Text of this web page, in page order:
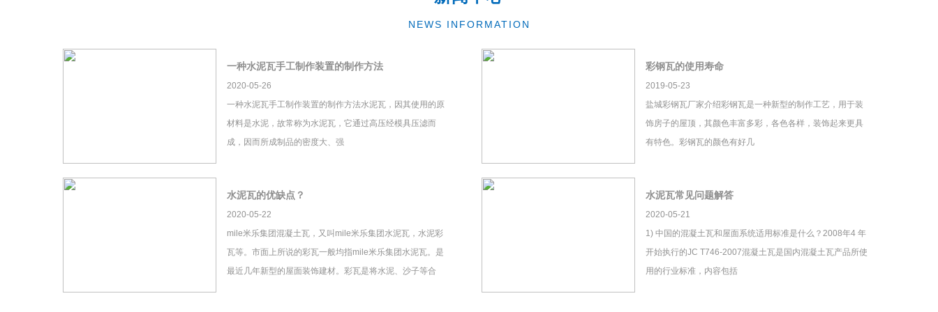
NEWS INFORMATION
一种水泥瓦手工制作装置的制作方法
2020-05-26
一种水泥瓦手工制作装置的制作方法水泥瓦，因其使用的原
材料是水泥，故常称为水泥瓦，它通过高压经模具压滤而
成，因而所成制品的密度大、强
彩钢瓦的使用寿命
2019-05-23
盐城彩钢瓦厂家介绍彩钢瓦是一种新型的制作工艺，用于装
饰房子的屋顶，其颜色丰富多彩，各色各样，装饰起来更具
有特色。彩钢瓦的颜色有好几
水泥瓦的优缺点？
2020-05-22
mile米乐集团混凝土瓦，又叫mile米乐集团水泥瓦，水泥彩
瓦等。市面上所说的彩瓦一般均指mile米乐集团水泥瓦。是
最近几年新型的屋面装饰建材。彩瓦是将水泥、沙子等合
水泥瓦常见问题解答
2020-05-21
1) 中国的混凝土瓦和屋面系统适用标准是什么？2008年4 年
开始执行的JC T746-2007混凝土瓦是国内混凝土瓦产品所使
用的行业标准，内容包括